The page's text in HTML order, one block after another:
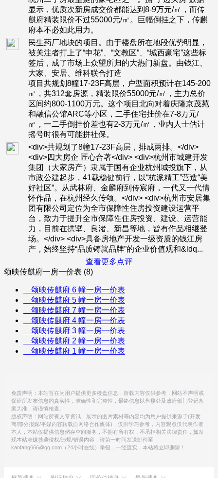
显示，优质次新房成交价都能达到8-9万元/㎡，而传
麒府精装限价不过55000元/㎡。巨幅倒挂之下，传麒
府本不必如此用力。
民生药厂地块的项目。由于楼盘所在地段优势明显，
被关注者打上了“申花”、“文教区”、“城西豪宅”这些标
签后，成了市场上众望所归的大热门新盘。由钱江、
大家、安居、维科联合打造
项目共规划8幢17-23F高层，户型面积预计在145-200
㎡，共312套房源，精装限价55000元/㎡，主力总价
区间约800-1100万元。这个项目北向对着庆隆京茂苑
和融信公馆ARC等小区，二手住宅挂价在7-8万元/
㎡，一二手倒挂价差也有2-3万元/㎡，业内人士估计
摇号时很有可能拼社保。
<div>共规划了8幢17-23F高层，排成两排。</div>
<div>四大房企 匠心合著</div> <div>杭州市城建开发
集团（大家房产）隶属于国有企业杭州城投旗下，从
市政公建起步，41载稳健前行，以“杭派精工”营造“美
好社区”。从武林府、金麟府到传宸府，一代又一代情
怀作品，在杭州经久传颂。</div> <div>杭州市安居集
团有限公司定位为全市保障性住房投资建设运营平
台，致力于提升全市保障性住房投资、建设、运营能
力，目前在拱墅、良渚、新昌等地，皆有作品相继登
场。</div> <div>具备房地产开发一级资质的钱江房
产，始终坚持“品质铸就品牌”的企业价值观和&ldq...
查看更多点评
颂映传麒府一房一价表 (8)
颂映传麒府 6 幢一房一价表
颂映传麒府 5 幢一房一价表
颂映传麒府 7 幢一房一价表
颂映传麒府 4 幢一房一价表
颂映传麒府 3 幢一房一价表
颂映传麒府 2 幢一房一价表
颂映传麒府 1 幢一房一价表
免责声明：本站旨在为用户提供更多楼盘信息，所载内容仅供参考，网站不声明或
保证所发布信息的真实性，准确性和完整性，最终信息以售楼处及政府部门登记备
案为准，请谨慎核查。
版权声明：网站所有文章资讯、展示的图片素材等内容均为用户提供来源于(开发
商/部分报媒/平媒内容转载自网络合作媒体)，仅供学习参考，内容观点仅代表作者
本人，本站仅提供信息储存空间服务，不拥有所有权，不承担相关法律责任，如发
现本站涉嫌抄袭侵权/违规/错误内容，请第一时间发送邮件至
kanfang666@qq.com（24小时在线）举报，一经查实，本站将立即删除！